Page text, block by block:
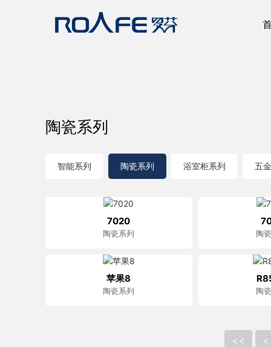
陶瓷系列
智能系列 陶瓷系列 浴室柜系列 五
7020
陶瓷系列 陶
苹果8
陶瓷系列 陶
<< <